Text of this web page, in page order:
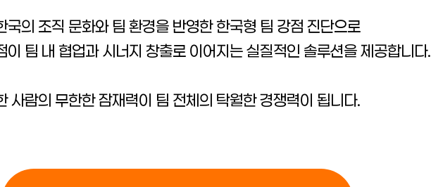
국의 조직 문화와 팀 환경을 반영한 한국형 팀 강점 진단으로
이 팀 내 협업과 시너지 창출로 이어지는 실질적인 솔루션을 제공합니다.
사람의 무한한 잠재력이 팀 전체의 탁월한 경쟁력이 됩니다.